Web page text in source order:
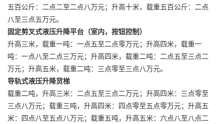
五百公斤：二点二至二点八万元；升高十米，载重五百公斤：二点
八至三点五万元。
固定剪叉式液压升降平台（室内，按钮控制）
升高三米，载重一吨：一点五至二点零万元；升高四米，载重一
吨：一点八至二点三万元；升高四米，载重二吨：二点五至三点二
万元；升高五米，载重二吨：三点零至三点八万元。
导轨式液压升降货梯
载重二吨，升高三米：二点五至三点二万元；升高四米：三点零至
三点八万元；载重三吨，升高四米：四点零至五点零万元；升高五
米：四点八至五点八万元；载重五吨，升高五米：六点八至八点二